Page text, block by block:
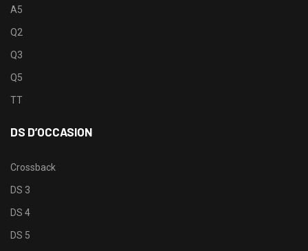
A5
Q2
Q3
Q5
TT
DS D’OCCASION
Crossback
DS 3
DS 4
DS 5